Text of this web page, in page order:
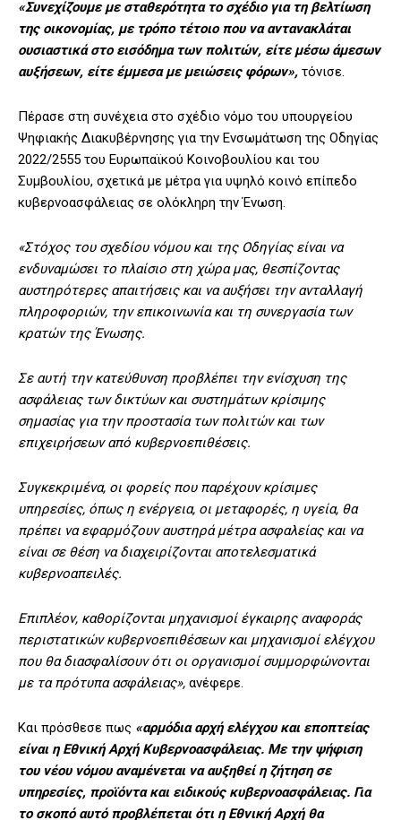
«Συνεχίζουμε με σταθερότητα το σχέδιο για τη βελτίωση
της οικονομίας, με τρόπο τέτοιο που να αντανακλάται
ουσιαστικά στο εισόδημα των πολιτών, είτε μέσω άμεσων
αυξήσεων, είτε έμμεσα με μειώσεις φόρων», τόνισε.
Πέρασε στη συνέχεια στο σχέδιο νόμο του υπουργείου
Ψηφιακής Διακυβέρνησης για την Ενσωμάτωση της Οδηγίας
2022/2555 του Ευρωπαϊκού Κοινοβουλίου και του
Συμβουλίου, σχετικά με μέτρα για υψηλό κοινό επίπεδο
κυβερνοασφάλειας σε ολόκληρη την Ένωση.
«Στόχος του σχεδίου νόμου και της Οδηγίας είναι να
ενδυναμώσει το πλαίσιο στη χώρα μας, θεσπίζοντας
αυστηρότερες απαιτήσεις και να αυξήσει την ανταλλαγή
πληροφοριών, την επικοινωνία και τη συνεργασία των
κρατών της Ένωσης.
Σε αυτή την κατεύθυνση προβλέπει την ενίσχυση της
ασφάλειας των δικτύων και συστημάτων κρίσιμης
σημασίας για την προστασία των πολιτών και των
επιχειρήσεων από κυβερνοεπιθέσεις.
Συγκεκριμένα, οι φορείς που παρέχουν κρίσιμες
υπηρεσίες, όπως η ενέργεια, οι μεταφορές, η υγεία, θα
πρέπει να εφαρμόζουν αυστηρά μέτρα ασφαλείας και να
είναι σε θέση να διαχειρίζονται αποτελεσματικά
κυβερνοαπειλές.
Επιπλέον, καθορίζονται μηχανισμοί έγκαιρης αναφοράς
περιστατικών κυβερνοεπιθέσεων και μηχανισμοί ελέγχου
που θα διασφαλίσουν ότι οι οργανισμοί συμμορφώνονται
με τα πρότυπα ασφάλειας», ανέφερε.
Και πρόσθεσε πως «αρμόδια αρχή ελέγχου και εποπτείας
είναι η Εθνική Αρχή Κυβερνοασφάλειας. Με την ψήφιση
του νέου νόμου αναμένεται να αυξηθεί η ζήτηση σε
υπηρεσίες, προϊόντα και ειδικούς κυβερνοασφάλειας. Για
το σκοπό αυτό προβλέπεται ότι η Εθνική Αρχή θα